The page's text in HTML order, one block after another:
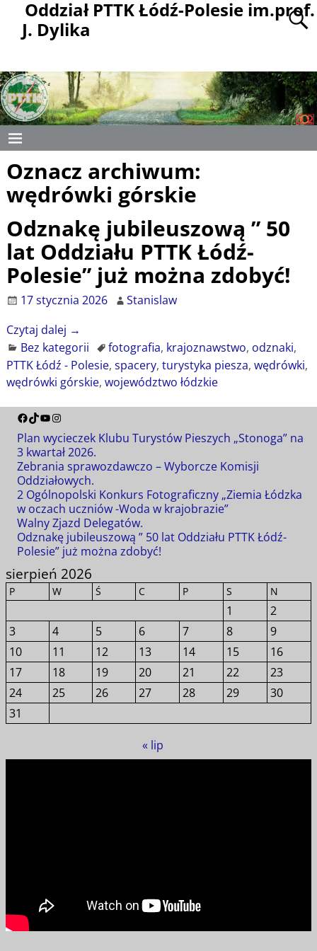
Oddział PTTK Łódź-Polesie im.prof.
J. Dylika
Oznacz archiwum:
wędrówki górskie
Odznakę jubileuszową ” 50
lat Oddziału PTTK Łódź-
Polesie” już można zdobyć!
17 stycznia 2026
Stanislaw
Czytaj dalej →
Bez kategorii
fotografia, krajoznawstwo, odznaki,
PTTK Łódź - Polesie, spacery, turystyka piesza, wędrówki,
wędrówki górskie, województwo łódzkie
Plan wycieczek Klubu Turystów Pieszych „Stonoga” na
3 kwartał 2026.
Zebrania sprawozdawczo – Wyborcze Komisji
Oddziałowych.
2 Ogólnopolski Konkurs Fotograficzny „Ziemia Łódzka
w oczach uczniów -Woda w krajobrazie”
Walny Zjazd Delegatów.
Odznakę jubileuszową ” 50 lat Oddziału PTTK Łódź-
Polesie” już można zdobyć!
sierpień 2026
P W Ś C P S N
1
2
3
4 5 6 7 8
9
10
11 12 13 14 15
16
17
18 19 20 21 22
23
24
25 26 27 28 29
30
31
« lip